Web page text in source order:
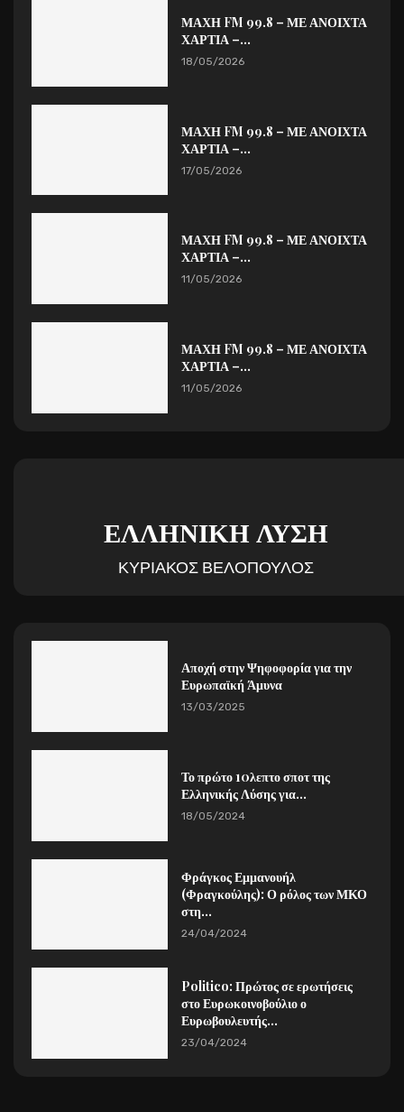
ΜΑΧΗ FM 99.8 – ΜΕ ΑΝΟΙΧΤΑ
ΧΑΡΤΙΑ –...
18/05/2026
ΜΑΧΗ FM 99.8 – ΜΕ ΑΝΟΙΧΤΑ
ΧΑΡΤΙΑ –...
17/05/2026
ΜΑΧΗ FM 99.8 – ΜΕ ΑΝΟΙΧΤΑ
ΧΑΡΤΙΑ –...
11/05/2026
ΜΑΧΗ FM 99.8 – ΜΕ ΑΝΟΙΧΤΑ
ΧΑΡΤΙΑ –...
11/05/2026
ΕΛΛΗΝΙΚΗ ΛΥΣΗ
ΚΥΡΙΑΚΟΣ ΒΕΛΟΠΟΥΛΟΣ
Αποχή στην Ψηφοφορία για την
Ευρωπαϊκή Άμυνα
13/03/2025
Το πρώτο 10λεπτο σποτ της
Ελληνικής Λύσης για...
18/05/2024
Φράγκος Εμμανουήλ
(Φραγκούλης): Ο ρόλος των ΜΚΟ
στη...
24/04/2024
Politico: Πρώτος σε ερωτήσεις
στο Ευρωκοινοβούλιο ο
Ευρωβουλευτής...
23/04/2024